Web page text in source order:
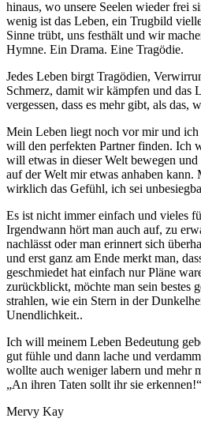
hinaus, wo unsere Seelen wieder frei
wenig ist das Leben, ein Trugbild
Sinne trübt, uns festhält und wir
Hymne. Ein Drama. Eine Tragödie.
Jedes Leben birgt Tragödien,
Schmerz, damit wir kämpfen und das
vergessen, dass es mehr gibt, als das,
Mein Leben liegt noch vor mir und ich
will den perfekten Partner finden. Ich
will etwas in dieser Welt bewegen
auf der Welt mir etwas anhaben kann.
wirklich das Gefühl, ich sei
Es ist nicht immer einfach und vieles
Irgendwann hört man auch auf, zu
nachlässt oder man erinnert sich
und erst ganz am Ende merkt man,
geschmiedet hat einfach nur Pläne
zurückblickt, möchte man sein bestes
strahlen, wie ein Stern in der
Unendlichkeit..
Ich will meinem Leben Bedeutung
gut fühle und dann lache und
wollte auch weniger labern und mehr
„An ihren Taten sollt ihr sie
Mervy Kay